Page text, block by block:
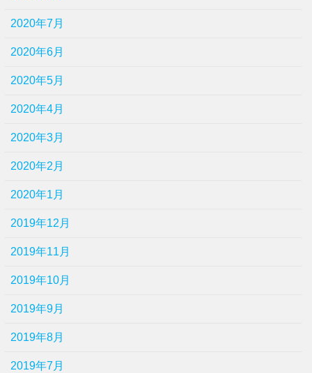
2020年7月
2020年6月
2020年5月
2020年4月
2020年3月
2020年2月
2020年1月
2019年12月
2019年11月
2019年10月
2019年9月
2019年8月
2019年7月